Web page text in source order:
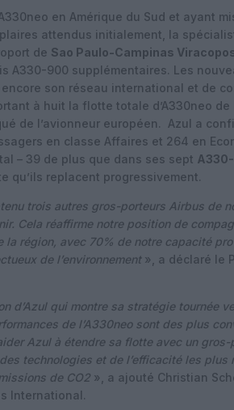
en Amérique du Sud et ayant
attendus initialement, la
de Sao Paulo-Campinas
A330-900 supplémentaires. Les
son réseau international et de
à huit la flotte totale d’A330neo de
de l’avionneur européen. Azul a
en classe Affaires et 264 en
– 39 de plus que dans ses sept
qu’ils replacent progressivement.
trois autres gros-porteurs Airbus de
Cela réaffirme notre position de
région, avec 70% de notre capacité
de l’environnement », a déclaré le
d’Azul qui montre sa stratégie tournée
de l’A330neo sont des plus
Azul à étendre sa flotte avec un
technologies et de l’efficacité les plus
de CO2 », a ajouté Christian
International.